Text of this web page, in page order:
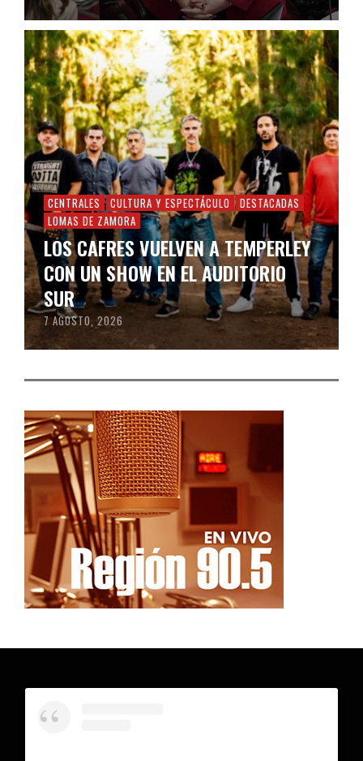
CENTRALES CULTURA Y ESPECTÁCULO
DESTACADAS
LOMAS DE ZAMORA
LOS CAFRES VUELVEN A TEMPERLEY
CON UN SHOW EN EL AUDITORIO
SUR
7 AGOSTO, 2026